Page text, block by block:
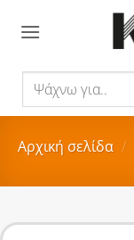
για..
Αρχική σελίδα /